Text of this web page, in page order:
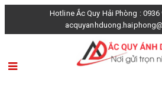
Hotline Ắc Quy Hải Phòng : 0936